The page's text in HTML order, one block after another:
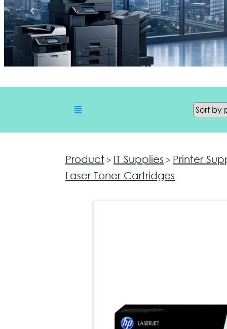
Product > IT Supplies > Printer
Laser Toner Cartridges